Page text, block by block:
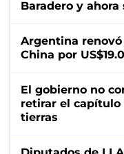
Baradero y ahora
Argentina
China por
El gobierno no
retirar el capítulo
tierras